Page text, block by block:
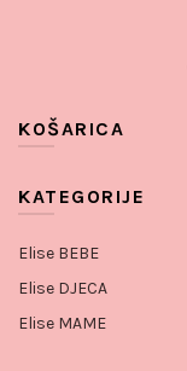
KOŠARICA
KATEGORIJE
Elise BEBE
Elise DJECA
Elise MAME